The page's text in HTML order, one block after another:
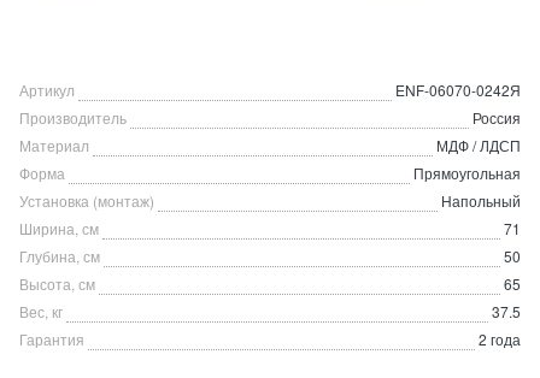
Артикул
ENF-06070-0242Я
Производитель
Россия
Материал
МДФ / ЛДСП
Форма
Прямоугольная
Установка (монтаж)
Напольный
Ширина, см
71
Глубина, см
50
Высота, см
65
Вес, кг
37.5
Гарантия
2 года